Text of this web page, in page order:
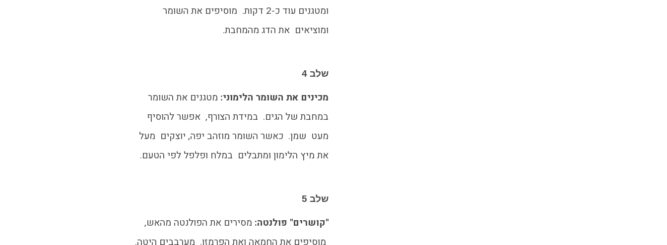
ומטגנים עוד כ-2 דקות. מוסיפים את השומר
ומוציאים את הדג מהמחבת.
שלב 4
מכינים את השומר הלימוני: מטגנים את השומר
במחבת של הגים. במידת הצורף, אפשר להוסיף
מעט שמן. כאשר השומר מוזהב יפה, יוצקים מעל
את מיץ הלימון ומתבלים במלח ופלפל לפי הטעם.
שלב 5
"קושרים" פולנטה: מסירים את הפולנטה מהאש,
מוסיפים את החמאה ואת הפרמזן. מערבבים היטה.